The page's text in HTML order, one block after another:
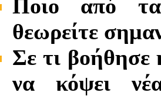
Ποιο από τα
θεωρείτε
Σε τι βοήθησε
να κόψει